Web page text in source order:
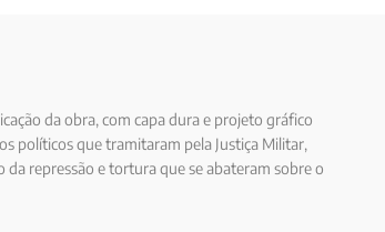
da obra, com capa dura e projeto gráfico
políticos que tramitaram pela Justiça Militar,
repressão e tortura que se abateram sobre o
Evaristo Arns: "A tortura, além de
a descobrir a verdade e chegar à paz".